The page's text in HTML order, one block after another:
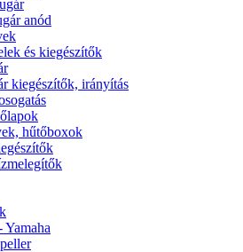
anód
és kiegészítők
kiegészítők, irányítás
hűtőboxok